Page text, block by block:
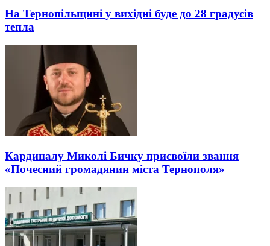
На Тернопільщині у вихідні буде до 28 градусів
тепла
Кардиналу Миколі Бичку присвоїли звання
«Почесний громадянин міста Тернополя»